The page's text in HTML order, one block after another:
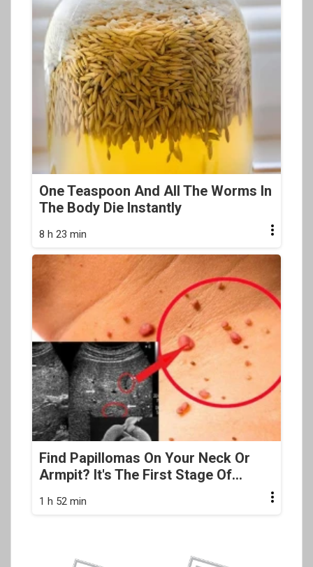
One Teaspoon And All The Worms In
The Body Die Instantly
8 h 23 min
Find Papillomas On Your Neck Or
Armpit? It's The First Stage Of...
1 h 52 min